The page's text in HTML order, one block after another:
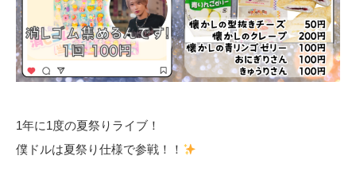
1年に1度の夏祭りライブ！
僕ドルは夏祭り仕様で参戦！！